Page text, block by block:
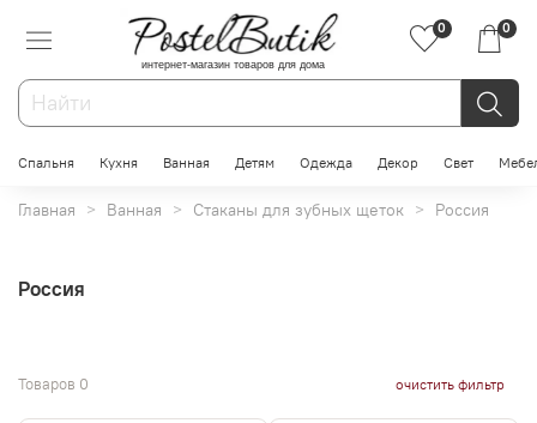
интернет-магазин товаров для дома
0 0
Спальня Кухня Ванная Детям Одежда Декор Свет
Главная Ванная Стаканы для зубных щеток Россия
Россия
Товаров 0 очистить фильтр